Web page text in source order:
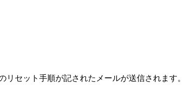
セット手順が記されたメールが送信されます。